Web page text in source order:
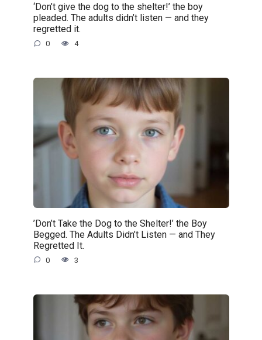
‘Don’t give the dog to the shelter!’ the boy
pleaded. The adults didn’t listen — and they
regretted it.
0 4
’Don’t Take the Dog to the Shelter!’ the Boy
Begged. The Adults Didn’t Listen — and They
Regretted It.
0 3